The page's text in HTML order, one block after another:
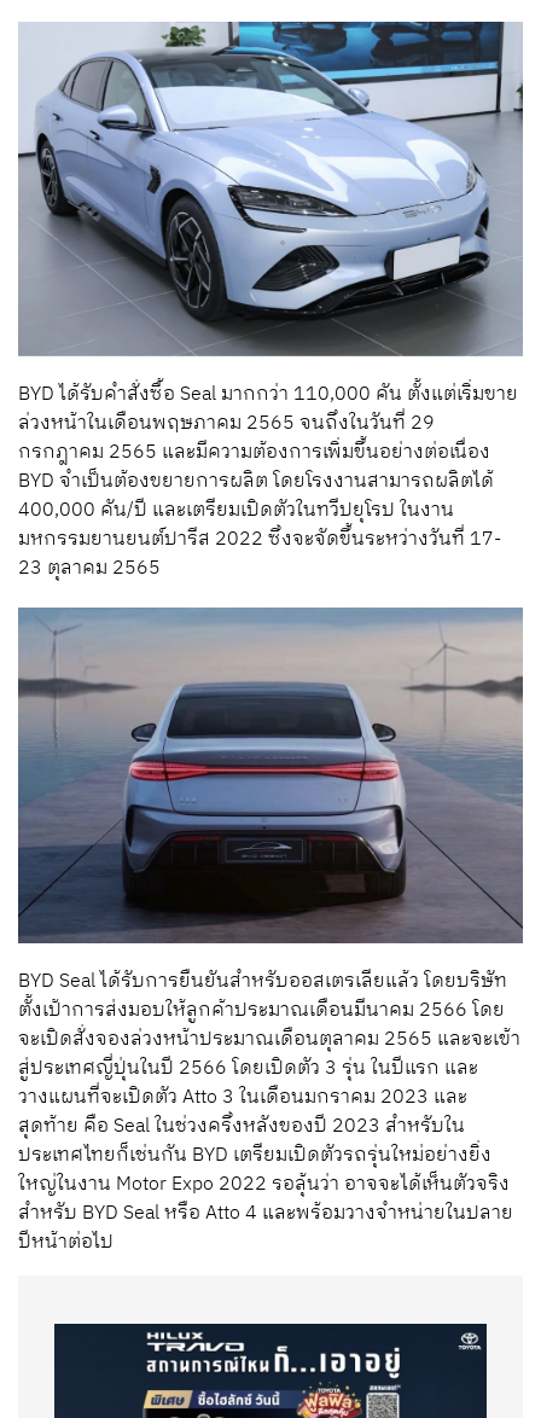
BYD ได้รับคำสั่งซื้อ Seal มากกว่า 110,000 คัน ตั้งแต่เริ่มขาย
ล่วงหน้าในเดือนพฤษภาคม 2565 จนถึงในวันที่ 29
กรกฎาคม 2565 และมีความต้องการเพิ่มขึ้นอย่างต่อเนื่อง
BYD จำเป็นต้องขยายการผลิต โดยโรงงานสามารถผลิตได้
400,000 คัน/ปี และเตรียมเปิดตัวในทวีปยุโรป ในงาน
มหกรรมยานยนต์ปารีส 2022 ซึ่งจะจัดขึ้นระหว่างวันที่ 17-
23 ตุลาคม 2565
BYD Seal ได้รับการยืนยันสำหรับออสเตรเลียแล้ว โดยบริษัท
ตั้งเป้าการส่งมอบให้ลูกค้าประมาณเดือนมีนาคม 2566 โดย
จะเปิดสั่งจองล่วงหน้าประมาณเดือนตุลาคม 2565 และจะเข้า
สู่ประเทศญี่ปุ่นในปี 2566 โดยเปิดตัว 3 รุ่น ในปีแรก และ
วางแผนที่จะเปิดตัว Atto 3 ในเดือนมกราคม 2023 และ
สุดท้าย คือ Seal ในช่วงครึ่งหลังของปี 2023 สำหรับใน
ประเทศไทยก็เช่นกัน BYD เตรียมเปิดตัวรถรุ่นใหม่อย่างยิ่ง
ใหญ่ในงาน Motor Expo 2022 รอลุ้นว่า อาจจะได้เห็นตัวจริง
สำหรับ BYD Seal หรือ Atto 4 และพร้อมวางจำหน่ายในปลาย
ปีหน้าต่อไป